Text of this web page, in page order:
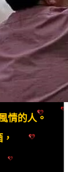
情的人。